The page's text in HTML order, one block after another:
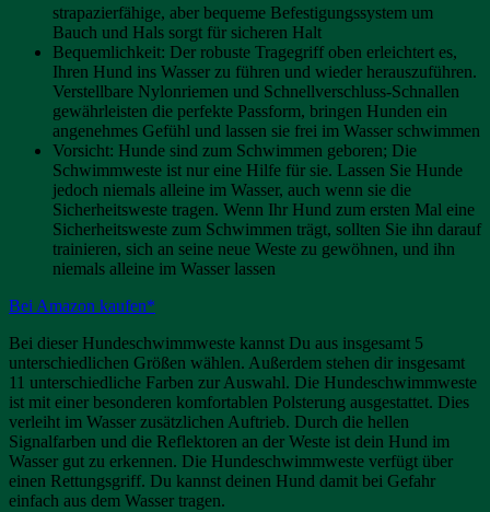
strapazierfähige, aber bequeme Befestigungssystem um
Bauch und Hals sorgt für sicheren Halt
Bequemlichkeit: Der robuste Tragegriff oben erleichtert es,
Ihren Hund ins Wasser zu führen und wieder herauszuführen.
Verstellbare Nylonriemen und Schnellverschluss-Schnallen
gewährleisten die perfekte Passform, bringen Hunden ein
angenehmes Gefühl und lassen sie frei im Wasser schwimmen
Vorsicht: Hunde sind zum Schwimmen geboren; Die
Schwimmweste ist nur eine Hilfe für sie. Lassen Sie Hunde
jedoch niemals alleine im Wasser, auch wenn sie die
Sicherheitsweste tragen. Wenn Ihr Hund zum ersten Mal eine
Sicherheitsweste zum Schwimmen trägt, sollten Sie ihn darauf
trainieren, sich an seine neue Weste zu gewöhnen, und ihn
niemals alleine im Wasser lassen
Bei Amazon kaufen*
Bei dieser Hundeschwimmweste kannst Du aus insgesamt 5
unterschiedlichen Größen wählen. Außerdem stehen dir insgesamt
11 unterschiedliche Farben zur Auswahl. Die Hundeschwimmweste
ist mit einer besonderen komfortablen Polsterung ausgestattet. Dies
verleiht im Wasser zusätzlichen Auftrieb. Durch die hellen
Signalfarben und die Reflektoren an der Weste ist dein Hund im
Wasser gut zu erkennen. Die Hundeschwimmweste verfügt über
einen Rettungsgriff. Du kannst deinen Hund damit bei Gefahr
einfach aus dem Wasser tragen.